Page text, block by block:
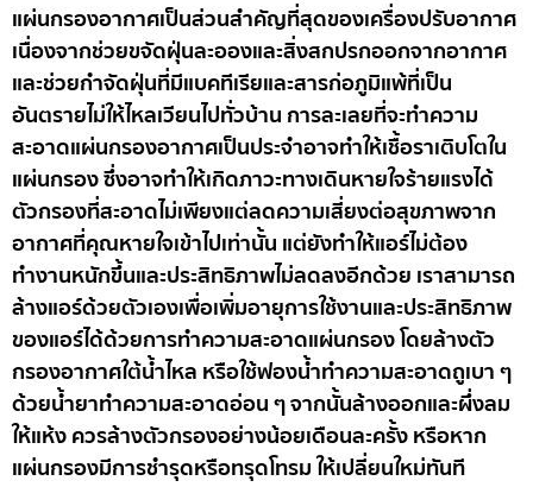
แผ่นกรองอากาศเป็นส่วนสำคัญที่สุดของเครื่องปรับอากาศ
เนื่องจากช่วยขจัดฝุ่นละอองและสิ่งสกปรกออกจากอากาศ
และช่วยกำจัดฝุ่นที่มีแบคทีเรียและสารก่อภูมิแพ้ที่เป็น
อันตรายไม่ให้ไหลเวียนไปทั่วบ้าน การละเลยที่จะทำความ
สะอาดแผ่นกรองอากาศเป็นประจำอาจทำให้เชื้อราเติบโตใน
แผ่นกรอง ซึ่งอาจทำให้เกิดภาวะทางเดินหายใจร้ายแรงได้
ตัวกรองที่สะอาดไม่เพียงแต่ลดความเสี่ยงต่อสุขภาพจาก
อากาศที่คุณหายใจเข้าไปเท่านั้น แต่ยังทำให้แอร์ไม่ต้อง
ทำงานหนักขึ้นและประสิทธิภาพไม่ลดลงอีกด้วย เราสามารถ
ล้างแอร์ด้วยตัวเองเพื่อเพิ่มอายุการใช้งานและประสิทธิภาพ
ของแอร์ได้ด้วยการทำความสะอาดแผ่นกรอง โดยล้างตัว
กรองอากาศใต้น้ำไหล หรือใช้ฟองน้ำทำความสะอาดถูเบา ๆ
ด้วยน้ำยาทำความสะอาดอ่อน ๆ จากนั้นล้างออกและผึ่งลม
ให้แห้ง ควรล้างตัวกรองอย่างน้อยเดือนละครั้ง หรือหาก
แผ่นกรองมีการชำรุดหรือทรุดโทรม ให้เปลี่ยนใหม่ทันที